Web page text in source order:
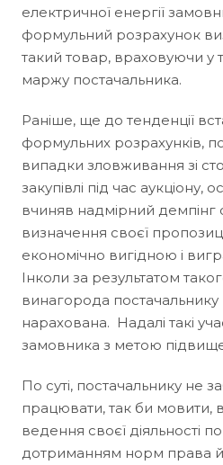
електричної енергії
формульний розрахунок
такий товар, враховуючи у
маржу постачальника.
Раніше, ще до тенденції
формульних розрахунків,
випадки зловживання зі
закупівлі під час аукціону,
вчиняв надмірний демпінг
визначення своєї
економічно вигідною і
Інколи за результатом
винагорода постачальнику
нарахована. Надалі такі
замовника з метою
По суті, постачальнику не
працювати, так би мовити,
ведення своєї діяльності
дотриманням норм права й